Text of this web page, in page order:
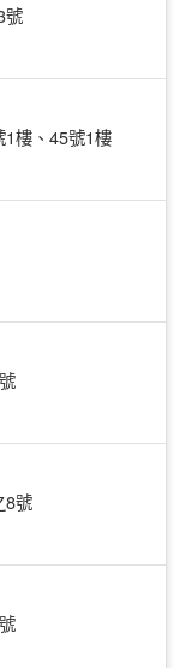
號
1樓、45號1樓
8號